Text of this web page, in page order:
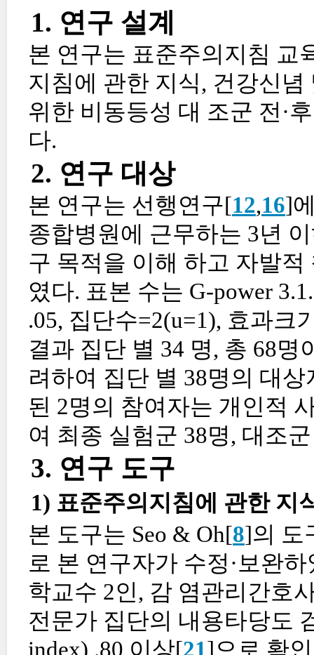
1. 연구 설계
본 연구는 표준주의지침 교
지침에 관한 지식, 건강신
위한 비동등성 대 조군 전·
다.
2. 연구 대상
본 연구는 선행연구[12,16]
종합병원에 근무하는 3년
구 목적을 이해 하고 자발
였다. 표본 수는 G-power
.05, 집단수=2(u=1), 효과크
결과 집단 별 34 명, 총 68
려하여 집단 별 38명의 대
된 2명의 참여자는 개인적
여 최종 실험군 38명, 대조
3. 연구 도구
1) 표준주의지침에 관한 지
본 도구는 Seo & Oh[8]의 도
로 본 연구자가 수정·보완
학교수 2인, 감 염관리간호
전문가 집단의 내용타당도
index) .80 이상[21]으로 확